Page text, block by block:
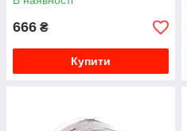
666 ₴
Купити